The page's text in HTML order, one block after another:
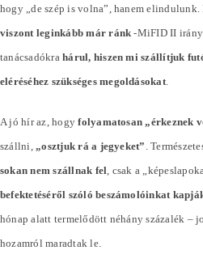
hogy „de szép is volna”, hanem elindulunk.
viszont leginkább már ránk -MiFID II
tanácsadókrahárul, hiszen mi szállítjuk
eléréséhez szükséges megoldásokat.
A jó hír az, hogyfolyamatosan „érkeznek
szállni,„osztjuk rá a jegyeket” .
sokan nem szállnak fel , csak a
befektetéséről szóló beszámolóinkat
hónap alatt termelődött néhányszázalék –
hozamról maradtak le.